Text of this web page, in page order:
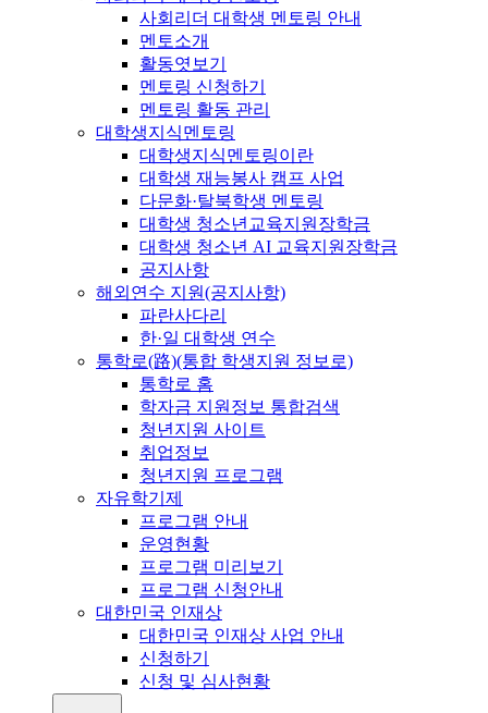
사회리더 대학생 멘토링 안내
멘토소개
활동엿보기
멘토링 신청하기
멘토링 활동 관리
대학생지식멘토링
대학생지식멘토링이란
대학생 재능봉사 캠프 사업
다문화·탈북학생 멘토링
대학생 청소년교육지원장학금
대학생 청소년 AI 교육지원장학금
공지사항
해외연수 지원(공지사항)
파란사다리
한·일 대학생 연수
통학로(路)(통합 학생지원 정보로)
통학로 홈
학자금 지원정보 통합검색
청년지원 사이트
취업정보
청년지원 프로그램
자유학기제
프로그램 안내
운영현황
프로그램 미리보기
프로그램 신청안내
대한민국 인재상
대한민국 인재상 사업 안내
신청하기
신청 및 심사현황